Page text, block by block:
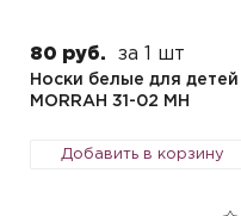
80 руб. за 1 шт
Носки белые для детей
MORRAH 31-02 MH
Добавить в корзину